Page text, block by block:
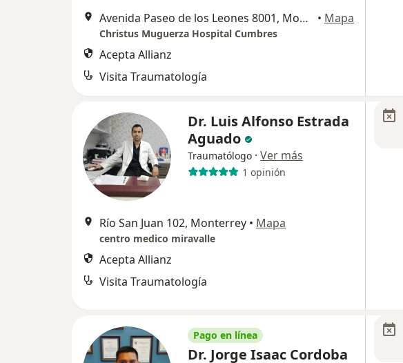
Avenida Paseo de los Leones 8001, Monterrey
• Mapa
Christus Muguerza Hospital Cumbres
Acepta Allianz
Visita Traumatología
Dr. Luis Alfonso Estrada
Aguado
Traumatólogo · Ver más
1 opinión
Río San Juan 102, Monterrey • Mapa
centro medico miravalle
Acepta Allianz
Visita Traumatología
Pago en línea
Dr. Jorge Isaac Cordoba